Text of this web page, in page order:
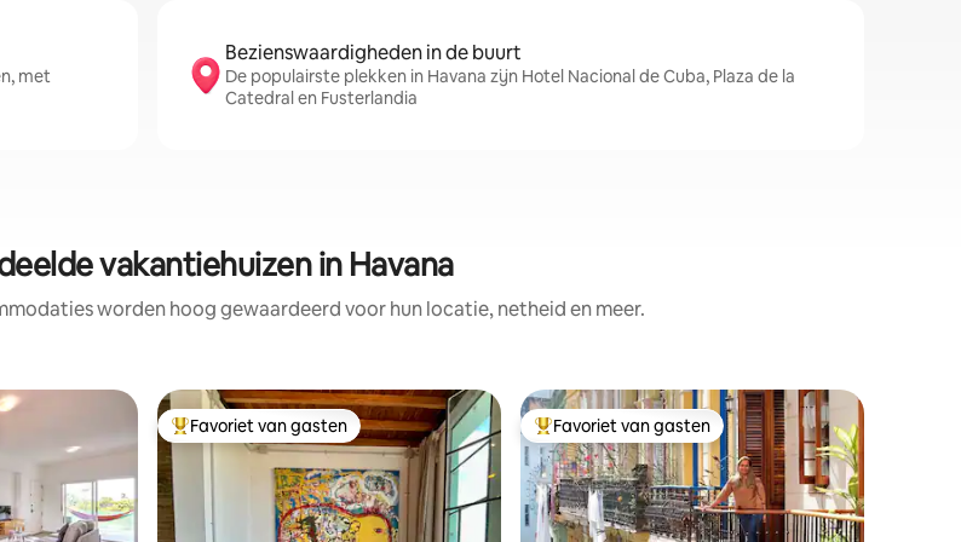
met
Bezienswaardigheden in de buurt
De populairste plekken in Havana zijn Hotel Nacional de Cuba, Plaza de la
Catedral en Fusterlandia
vakantiehuizen in Havana
worden hoog gewaardeerd voor hun locatie, netheid en meer.
Topfavoriet van gasten
Favoriet van gasten Topfavoriet van gasten
Favoriet van gasten